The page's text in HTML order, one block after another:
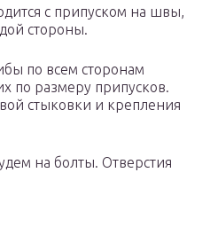
с припуском на швы,
стороны.
по всем сторонам
по размеру припусков.
стыковки и крепления
на болты. Отверстия